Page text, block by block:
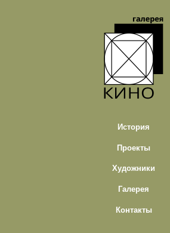
История
Проекты
Художники
Галерея
Контакты